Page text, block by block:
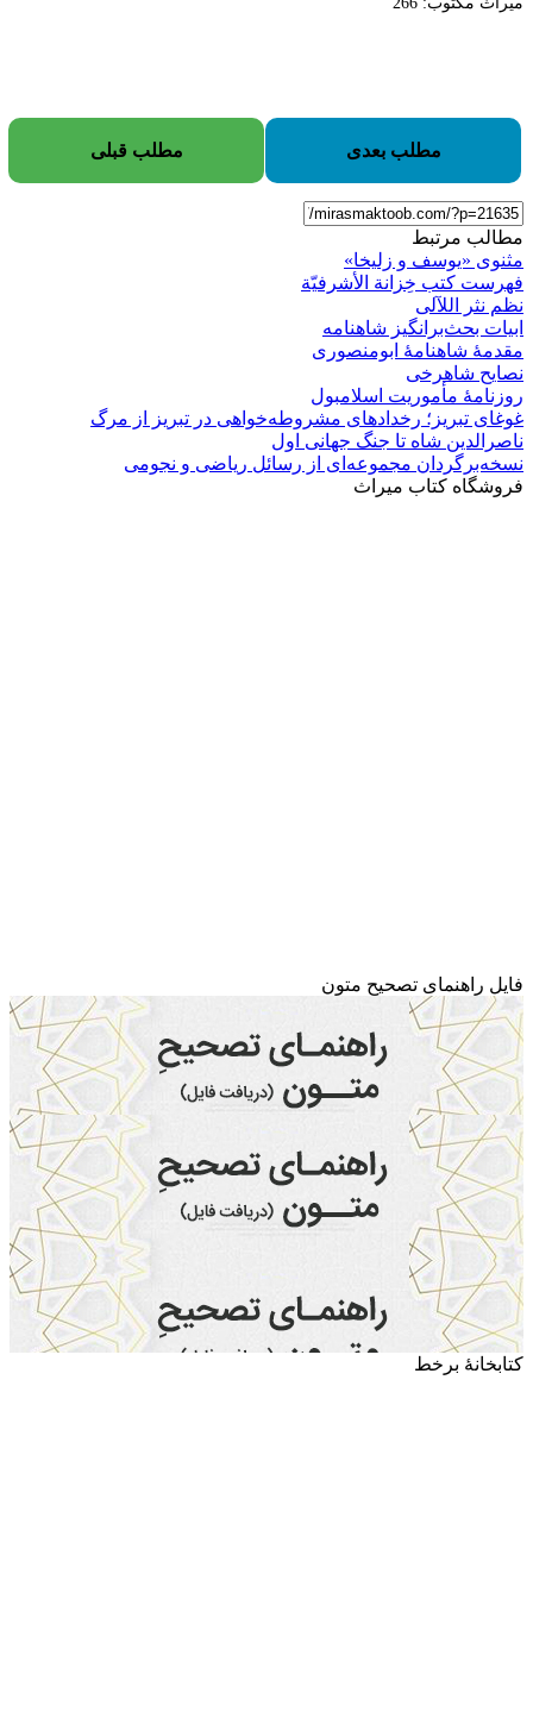
مطلب قبلی مطلب بعدی
مطالب مرتبط
مثنوی «یوسف و زلیخا»
فهرست کتب خِزانة الأشرفیّة
نظم نثر اللآلی
ابیات بحث‌برانگیز شاهنامه
مقدمۀ شاهنامۀ ابومنصوری
نصایح شاهرخی
روزنامۀ مأموریت اسلامبول
غوغای تبریز؛ رخدادهای مشروطه‌خواهی در تبریز از مرگ
ناصرالدین شاه تا جنگ جهانی اول
نسخه‌برگردان مجموعه‌ای از رسائل ریاضی و نجومی
فروشگاه کتاب میراث
فایل راهنمای تصحیح متون
کتابخانۀ برخط